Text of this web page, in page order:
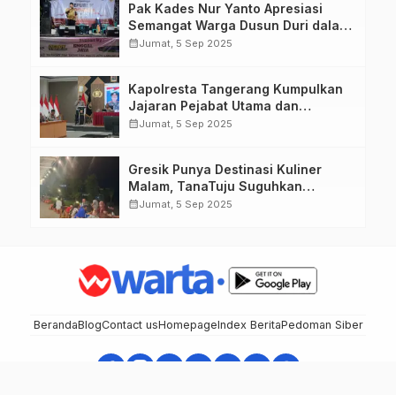
Pak Kades Nur Yanto Apresiasi
Semangat Warga Dusun Duri dalam
Peringatan HUT RI ke-80
calendar_monthJumat, 5 Sep 2025
Kapolresta Tangerang Kumpulkan
Jajaran Pejabat Utama dan
Kapolsek untuk Paparkan
calendar_monthJumat, 5 Sep 2025
Gresik Punya Destinasi Kuliner
Malam, TanaTuju Suguhkan
Makanan UMKM, Live Music, dan
calendar_monthJumat, 5 Sep 2025
BerandaBlogContact usHomepageIndex BeritaPedoman Siber